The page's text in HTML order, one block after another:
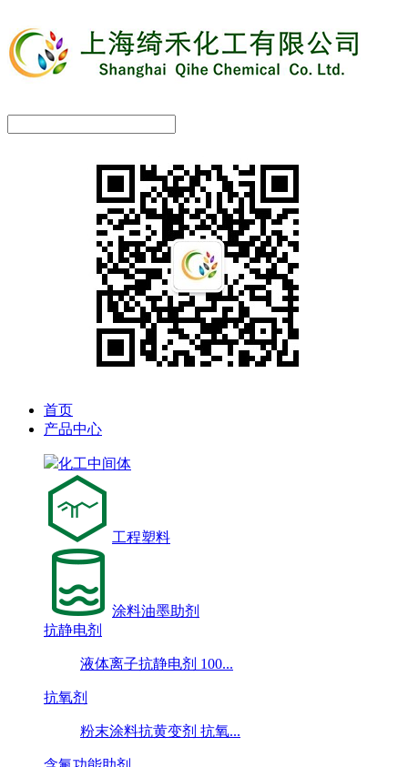
首页
产品中心
化工中间体
工程塑料
涂料油墨助剂
抗静电剂
液体离子抗静电剂 100...
抗氧剂
粉末涂料抗黄变剂 抗氧...